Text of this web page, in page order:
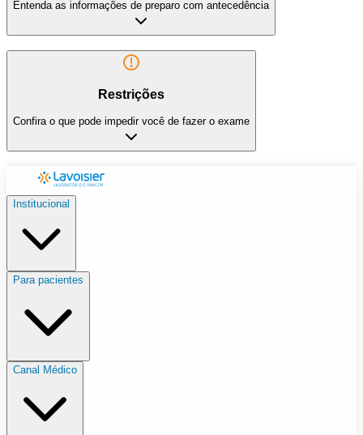
Entenda as informações de preparo com antecedência
Restrições
Confira o que pode impedir você de fazer o exame
Institucional
Para pacientes
Canal Médico